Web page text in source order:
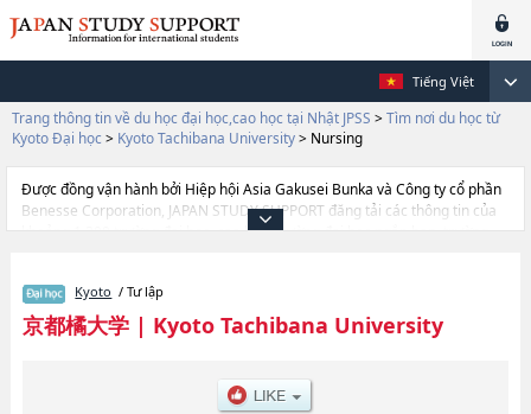
Tiếng Việt
Trang thông tin về du học đại học,cao học tại Nhật JPSS > Tìm nơi du học từ
Kyoto Đại học > Kyoto Tachibana University> Nursing
Được đồng vận hành bởi Hiệp hội Asia Gakusei Bunka và Công ty cổ phần
Benesse Corporation, JAPAN STUDY SUPPORT đăng tải các thông tin của
khoảng 1.300 trường đại học, cao học, trường đại học ngắn hạn, trường
thông tin cần thiết dành cho du học sinh, như là về các Ngành
HumanitieshoặcNgành Business AdministrationhoặcNgành
NursinghoặcNgành Human Development and EducationhoặcNgành
CommunicationhoặcNgành EconomicshoặcNgành
EngineeringhoặcNgành Comprehensive PsychologyhoặcNgành DEGITAL
Kyoto / Tư lập
京都橘大学| Kyoto Tachibana University